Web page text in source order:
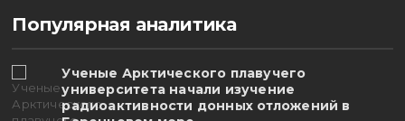
Популярная аналитика
Ученые Арктического плавучего
университета начали изучение
радиоактивности донных отложений в